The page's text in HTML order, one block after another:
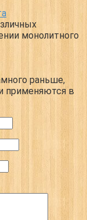
монолитного
раньше,
применяются в